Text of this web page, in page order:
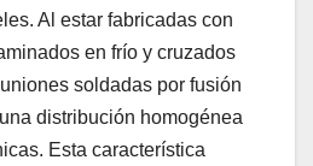
Al estar fabricadas con
en frío y cruzados
soldadas por fusión
distribución homogénea
Esta característica